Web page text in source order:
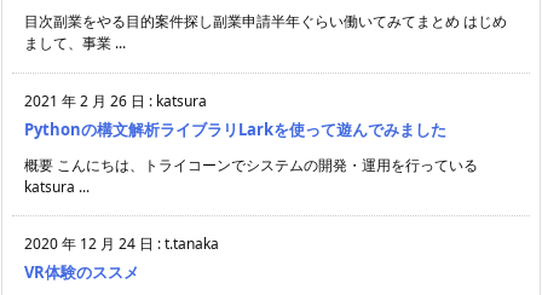
目次副業をやる目的案件探し副業申請半年ぐらい働いてみてまとめ はじめ
まして、事業 ...
2021 年 2 月 26 日 : katsura
Pythonの構文解析ライブラリLarkを使って遊んでみました
概要 こんにちは、トライコーンでシステムの開発・運用を行っている
katsura ...
2020 年 12 月 24 日 :t.tanaka
VR体験のススメ